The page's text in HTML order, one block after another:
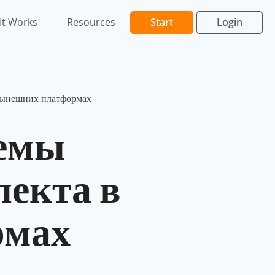
Works Resources Start Login
платформах
в